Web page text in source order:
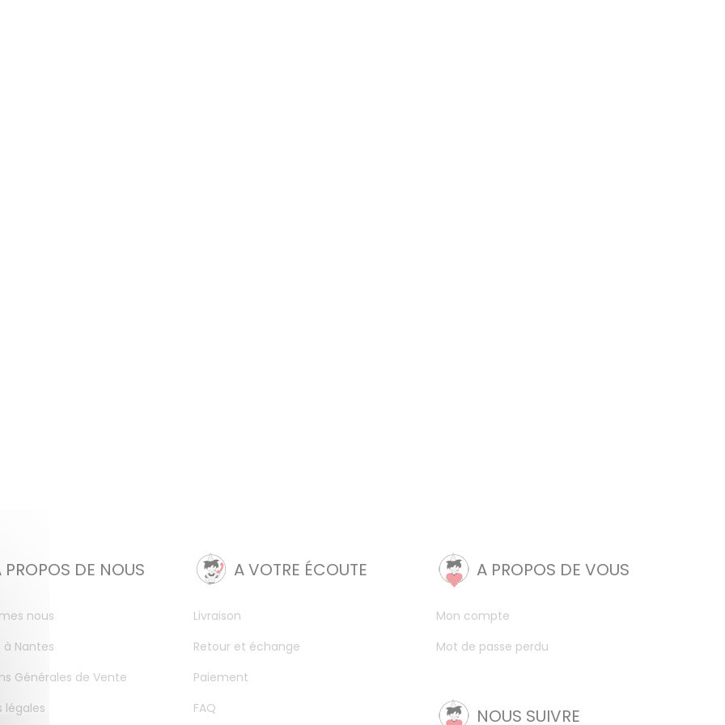
PROPOS DE NOUS
nous
Nantes
Générales de Vente
légales
A VOTRE ÉCOUTE
Livraison
Retour et échange
Paiement
FAQ
A PROPOS DE VOUS
Mon compte
Mot de passe perdu
NOUS SUIVRE